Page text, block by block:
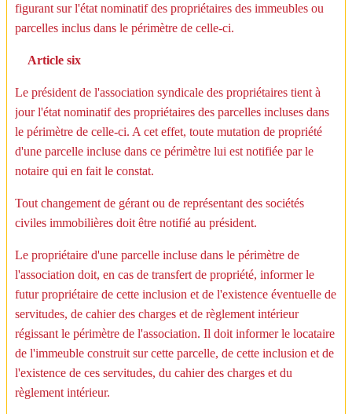
figurant sur l'état nominatif des propriétaires des immeubles ou
parcelles inclus dans le périmètre de celle-ci.
Article six
Le président de l'association syndicale des propriétaires tient à
jour l'état nominatif des propriétaires des parcelles incluses dans
le périmètre de celle-ci. A cet effet, toute mutation de propriété
d'une parcelle incluse dans ce périmètre lui est notifiée par le
notaire qui en fait le constat.
Tout changement de gérant ou de représentant des sociétés
civiles immobilières doit être notifié au président.
Le propriétaire d'une parcelle incluse dans le périmètre de
l'association doit, en cas de transfert de propriété, informer le
futur propriétaire de cette inclusion et de l'existence éventuelle de
servitudes, de cahier des charges et de règlement intérieur
régissant le périmètre de l'association. Il doit informer le locataire
de l'immeuble construit sur cette parcelle, de cette inclusion et de
l'existence de ces servitudes, du cahier des charges et du
règlement intérieur.